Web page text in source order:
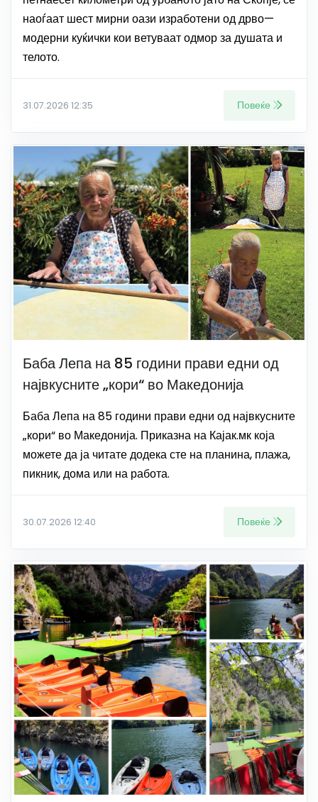
наоѓаат шест мирни оази изработени од дрво—
модерни куќички кои ветуваат одмор за душата и
телото.
31.07.2026 12:35 Повеќе
Баба Лепа на 85 години прави едни од
највкусните „кори“ во Македонија
Баба Лепа на 85 години прави едни од највкусните
„кори“ во Македонија. Приказна на Кајак.мк која
можете да ја читате додека сте на планина, плажа,
пикник, дома или на работа.
30.07.2026 12:40 Повеќе